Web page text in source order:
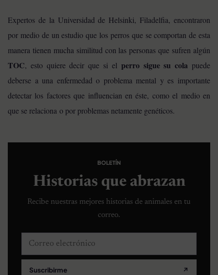
Expertos de la Universidad de Helsinki, Filadelfia, encontraron
por medio de un estudio que los perros que se comportan de esta
manera tienen mucha similitud con las personas que sufren algún
TOC, esto quiere decir que si el perro sigue su cola puede
deberse a una enfermedad o problema mental y es importante
detectar los factores que influencian en éste, como el medio en
que se relaciona o por problemas netamente genéticos.
BOLETÍN
Historias que abrazan
Recibe nuestras mejores historias de animales en tu
correo.
Correo electrónico
Suscribirme ↗